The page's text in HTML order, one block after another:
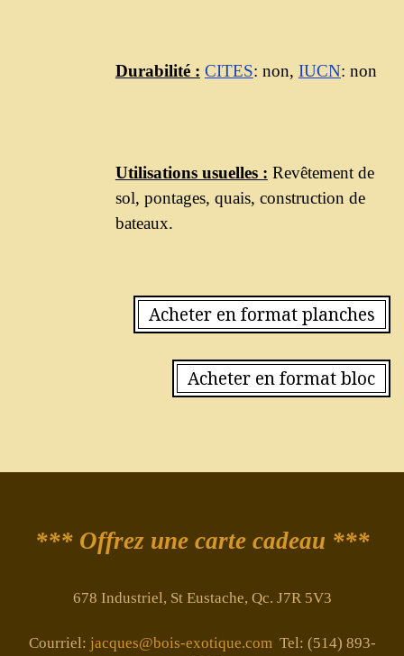
Durabilité : CITES: non, IUCN: non
Utilisations usuelles : Revêtement de
sol, pontages, quais, construction de
bateaux.
Acheter en format planches
Acheter en format bloc
*** Offrez une carte cadeau ***
678 Industriel, St Eustache, Qc. J7R 5V3
Courriel: jacques@bois-exotique.comTel: (514) 893-